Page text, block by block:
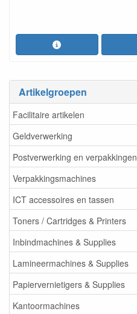
Artikelgroepen
Facilitaire artikelen
Geldverwerking
Postverwerking en verpakkingen
Verpakkingsmachines
ICT accessoires en tassen
Toners / Cartridges & Printers
Inbindmachines & Supplies
Lamineermachines & Supplies
Papiervernietigers & Supplies
Kantoormachines